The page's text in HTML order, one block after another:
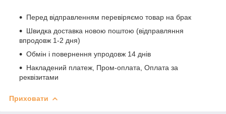
Перед відправленням перевіряємо товар на брак
Швидка доставка новою поштою (відправляння
впродовж 1-2 дня)
Обмін і повернення упродовж 14 днів
Накладений платеж, Пром-оплата, Оплата за
реквізитами
Приховати